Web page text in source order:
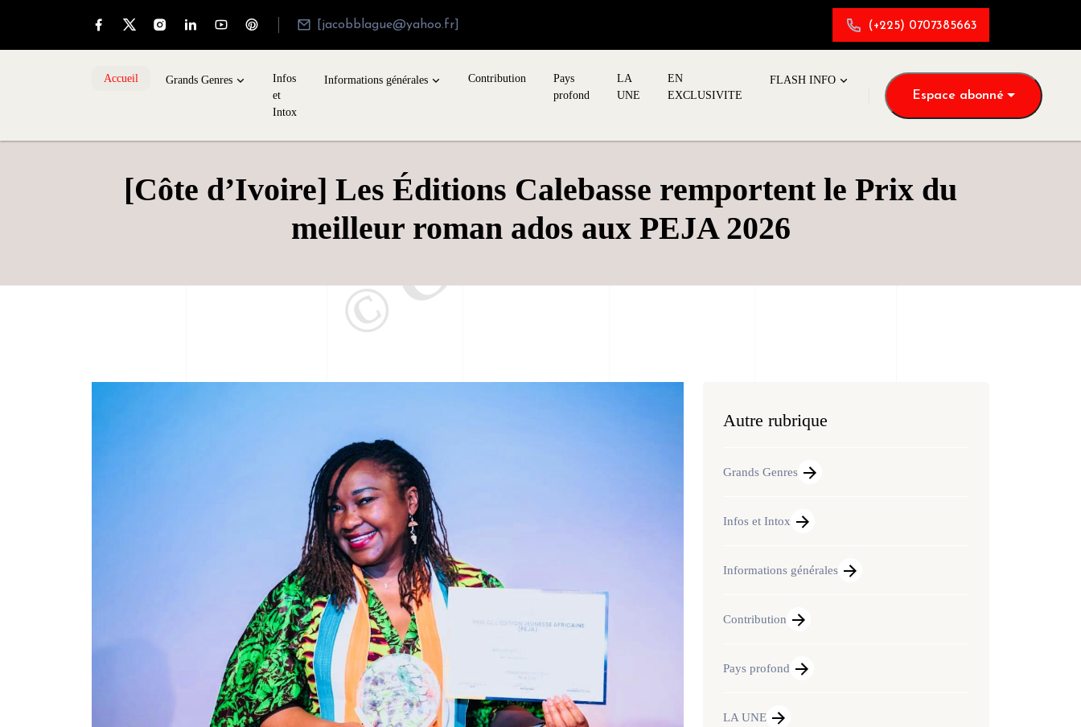
[jacobblague@yahoo.fr] (+225) 0707385663
Accueil Grands Genres
Infos
et
Intox
Informations générales Contribution
Pays
profond
LA
UNE
EN
EXCLUSIVITE
FLASH INFO
Espace abonné
[Côte d’Ivoire] Les Éditions Calebasse remportent le Prix du
meilleur roman ados aux PEJA 2026
Autre rubrique
Grands Genres
Infos et Intox
Informations générales
Contribution
Pays profond
LA UNE